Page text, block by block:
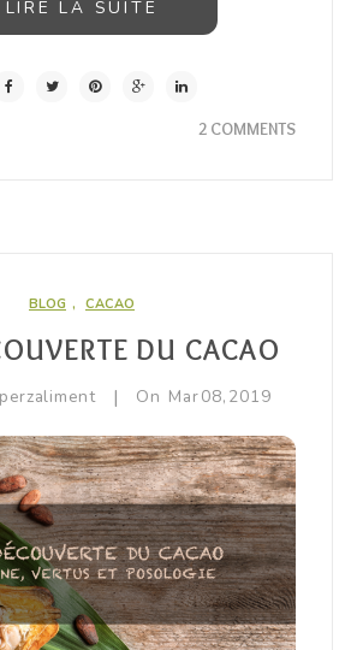
LIRE LA SUITE
2 COMMENTS
BLOG , CACAO
DU CACAO
| On Mar08, 2019